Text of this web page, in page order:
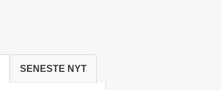
SENESTE NYT